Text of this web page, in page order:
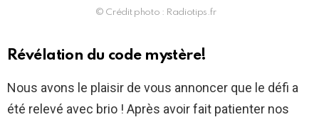
© Crédit photo : Radiotips.fr
Révélation du code mystère!
Nous avons le plaisir de vous annoncer que le défi a
été relevé avec brio ! Après avoir fait patienter nos